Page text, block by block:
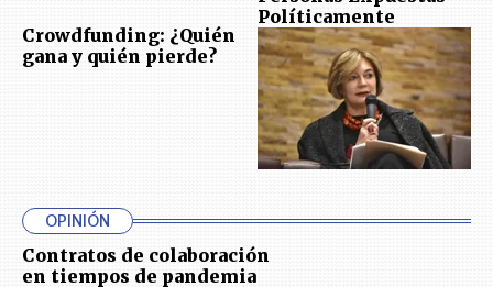
Crowdfunding: ¿Quién
gana y quién pierde?
Políticamente
OPINIÓN
Contratos de colaboración
en tiempos de pandemia